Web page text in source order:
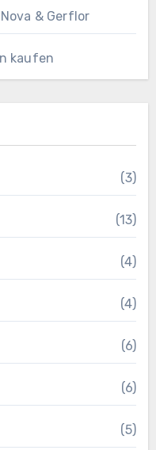
& Gerflor
kaufen
(3)
(13)
(4)
(4)
(6)
(6)
(5)